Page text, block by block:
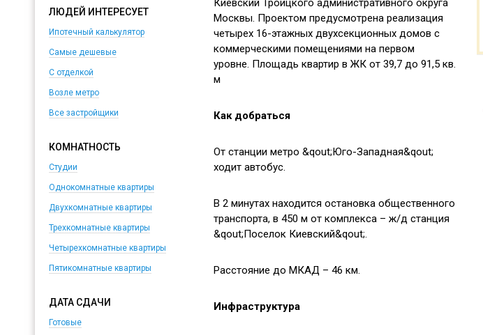
ЛЮДЕЙ ИНТЕРЕСУЕТ
Ипотечный калькулятор
Самые дешевые
С отделкой
Возле метро
Все застройщики
КОМНАТНОСТЬ
Студии
Однокомнатные квартиры
Двухкомнатные квартиры
Трехкомнатные квартиры
Четырехкомнатные квартиры
Пятикомнатные квартиры
ДАТА СДАЧИ
Готовые
Киевский Троицкого административного округа
Москвы. Проектом предусмотрена реализация
четырех 16-этажных двухсекционных домов с
коммерческими помещениями на первом
уровне. Площадь квартир в ЖК от 39,7 до 91,5 кв.
м
Как добраться
От станции метро &qout;Юго-Западная&qout;
ходит автобус.
В 2 минутах находится остановка общественного
транспорта, в 450 м от комплекса – ж/д станция
&qout;Поселок Киевский&qout;.
Расстояние до МКАД – 46 км.
Инфраструктура